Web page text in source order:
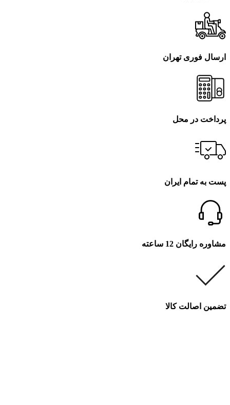
ارسال فوری تهران
پرداخت در محل
پست به تمام ایران
مشاوره رایگان 12 ساعته
تضمین اصالت کالا